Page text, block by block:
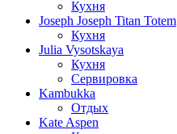
Кухня
Joseph Joseph Titan Totem
Кухня
Julia Vysotskaya
Кухня
Сервировка
Kambukka
Отдых
Kate Aspen